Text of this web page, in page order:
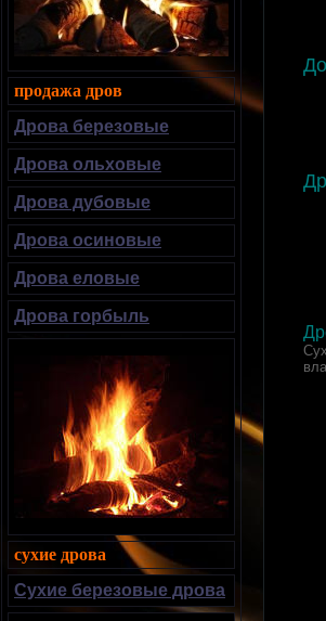
продажа дров
Дрова березовые
Дрова ольховые
Дрова дубовые
Дрова осиновые
Дрова еловые
Дрова горбыль
сухие дрова
Сухие березовые дрова